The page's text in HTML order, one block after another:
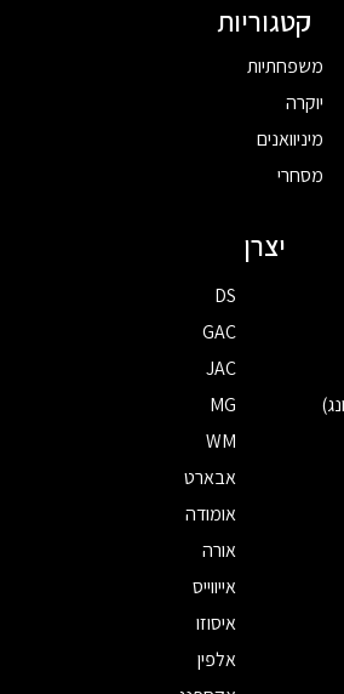
קטגוריות
משפחתיות
יוקרה
מיניוואנים
מסחרי
יצרן
DS
GAC
JAC
MG
WM
אבארט
אומודה
אורה
אייווייס
איסוזו
אלפין